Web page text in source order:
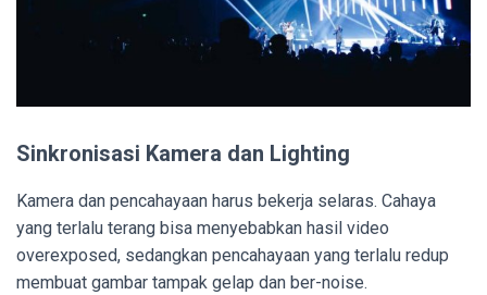
Sinkronisasi Kamera dan Lighting
Kamera dan pencahayaan harus bekerja selaras. Cahaya
yang terlalu terang bisa menyebabkan hasil video
overexposed, sedangkan pencahayaan yang terlalu redup
membuat gambar tampak gelap dan ber-noise.